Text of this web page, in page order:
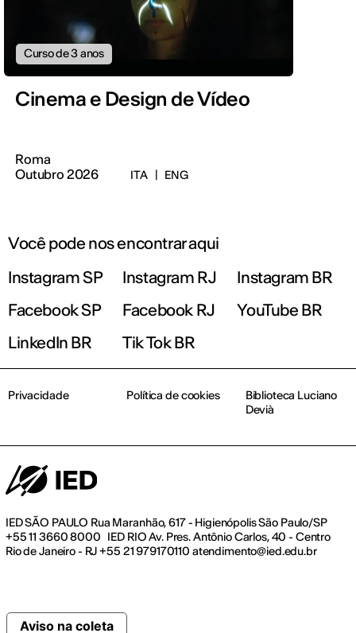
Curso de 3 anos
Cinema e Design de Vídeo
Roma
Outubro 2026
ITA ENG
Você pode nos encontrar aqui
Instagram SP
Instagram RJ
Instagram BR
Facebook SP
Facebook RJ
YouTube BR
LinkedIn BR
Tik Tok BR
IED SÃO PAULO Rua Maranhão, 617 - Higienópolis São Paulo/SP
+55 11 3660 8000 IED RIO Av. Pres. Antônio Carlos, 40 - Centro
Rio de Janeiro - RJ +55 21 979170110 atendimento@ied.edu.br
Privacidade Política de cookies
Biblioteca Luciano
Devià
Aviso na coleta